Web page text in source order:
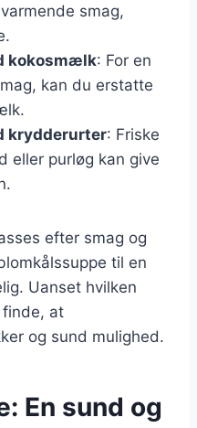
smag,
kokosmælk: For en
kan du erstatte
krydderurter: Friske
eller purløg kan give
efter smag og
til en
Uanset hvilken
at
og sund mulighed.
En sund og